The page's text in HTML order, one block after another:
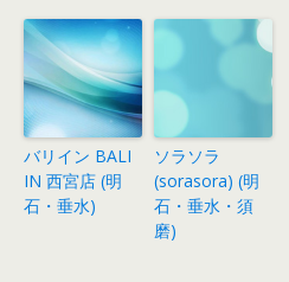
バリイン BALI
IN 西宮店 (明
石・垂水)
ソラソラ
(sorasora) (明
石・垂水・須
磨)